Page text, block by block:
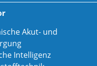
Akut- und
Intelligenz